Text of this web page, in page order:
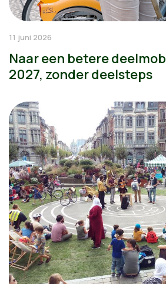
11 juni 2026
Naar een betere
2027, zonder deelsteps